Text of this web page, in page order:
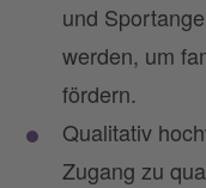
und
werden, um
fördern.
Qualitativ
Zugang zu